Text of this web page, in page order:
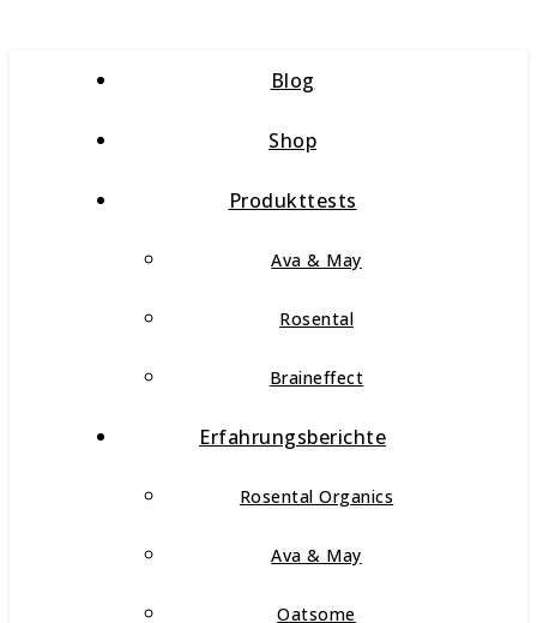
Blog
Shop
Produkttests
Ava & May
Rosental
Braineffect
Erfahrungsberichte
Rosental Organics
Ava & May
Oatsome